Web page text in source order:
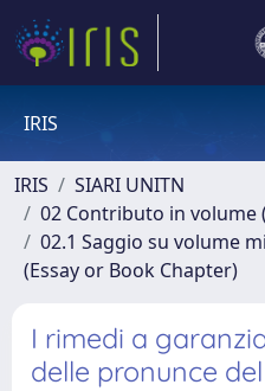
IRIS
IRIS
SIARI UNITN
02 Contributo in volume
02.1 Saggio su volume
(Essay or Book Chapter)
I rimedi a
delle pronunce